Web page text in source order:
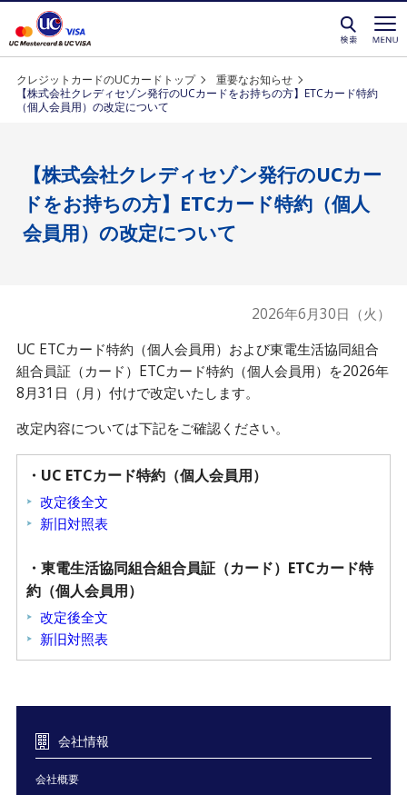
クレジットカードを選ぶなら永久不滅ポイントが
クレジットカードのUCカードトップ
重要なお知らせ
【株式会社クレディセゾン発行のUCカードをお持ちの方】ETCカード特約
（個人会員用）の改定について
【株式会社クレディセゾン発行のUCカー
ドをお持ちの方】ETCカード特約（個人
会員用）の改定について
2026年6月30日（火）
UC ETCカード特約（個人会員用）および東電生活協同組合
組合員証（カード）ETCカード特約（個人会員用）を2026年
8月31日（月）付けで改定いたします。
改定内容については下記をご確認ください。
・UC ETCカード特約（個人会員用）
改定後全文
新旧対照表
・東電生活協同組合組合員証（カード）ETCカード特
約（個人会員用）
改定後全文
新旧対照表
会社情報
会社概要